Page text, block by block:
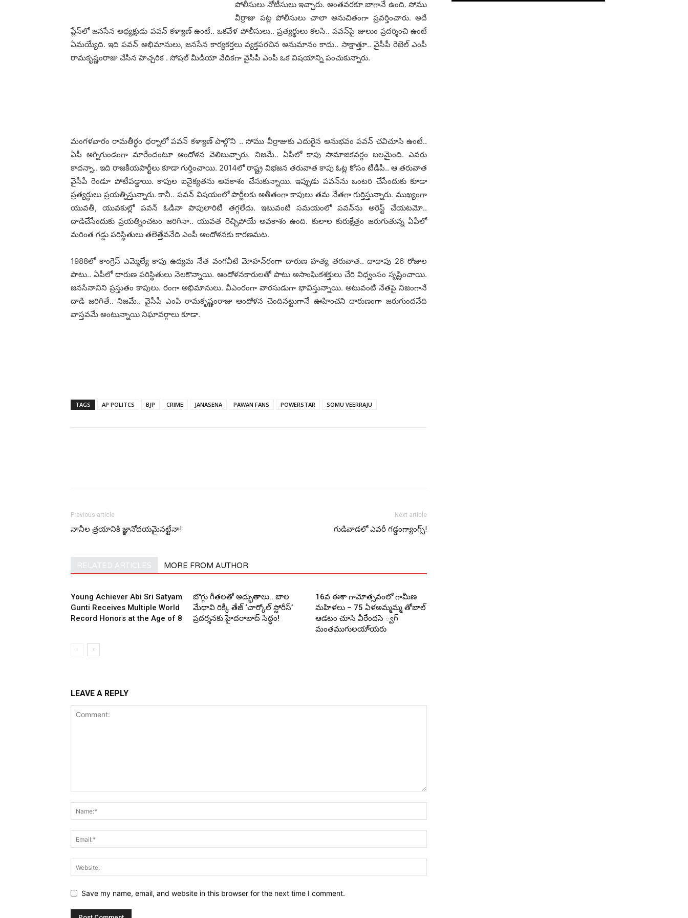
పోలీసులు నోటీసులు ఇచ్చారు. అంత‌వ‌ర‌కూ బాగానే ఉంది. సోము
వీర్రాజు ప‌ట్ల పోలీసులు చాలా అనుచితంగా ప్ర‌వ‌ర్తించారు. అదే
ప్లేస్‌లో జ‌న‌సేన అధ్య‌క్షుడు ప‌వ‌న్ క‌ళ్యాణ్ ఉంటే.. ఒక‌వేళ పోలీసులు.. ప్ర‌త్య‌ర్థులు క‌ల‌సి.. ప‌వ‌న్‌పై జులుం ప్ర‌ద‌ర్శించి ఉంటే
ఏమ‌య్యేది. ఇది ప‌వ‌న్ అభిమానులు, జ‌న‌సేన కార్య‌క‌ర్త‌లు వ్య‌క్త‌ప‌ర‌చిన అనుమానం కాదు.. సాక్షాత్తూ.. వైసీపీ రెబెల్ ఎంపీ
రామ‌కృష్ణంరాజు చేసిన హెచ్చ‌రిక . సోష‌ల్ మీడియా వేదిక‌గా వైసీపీ ఎంపీ ఒక విష‌యాన్ని పంచుకున్నారు.
మంగ‌ళ‌వారం రామ‌తీర్ధం ధ‌ర్నాలో ప‌వ‌న్ క‌ళ్యాణ్ పాల్గొని .. సోము వీర్రాజుకు ఎదురైన అనుభ‌వం ప‌వ‌న్ చ‌విచూసి ఉంటే..
ఏపీ అగ్నిగుండంగా మారేందంటూ ఆందోళ‌న వెలిబుచ్చారు. నిజ‌మే.. ఏపీలో కాపు సామాజిక‌వ‌ర్గం బ‌ల‌మైంది. ఎవ‌రు
కాద‌న్నా.. ఇది రాజ‌కీయ‌పార్టీలు కూడా గుర్తించాయి. 2014లో రాష్ట్ర విభ‌జ‌న త‌రువాత కాపు ఓట్ల కోసం టీడీపీ.. ఆ త‌రువాత
వైసీపీ రెండూ పోటీప‌డ్డాయి. కాపుల ఐనైక్య‌త‌ను అవ‌కాశం చేసుకున్నాయి. ఇప్పుడు ప‌వ‌న్‌ను ఒంట‌రి చేసేందుకు కూడా
ప్ర‌త్య‌ర్థులు ప్ర‌య‌త్నిస్తున్నారు. కానీ.. ప‌వ‌న్ విష‌యంలో పార్టీల‌కు అతీతంగా కాపులు త‌మ నేత‌గా గుర్తిస్తున్నారు. ముఖ్యంగా
యువ‌తీ, యువ‌కుల్లో ప‌వ‌న్ ఓడినా పాపులారిటీ త‌గ్గ‌లేదు. ఇటువంటి స‌మ‌యంలో ప‌వ‌న్‌ను అరెస్ట్ చేయ‌ట‌మో..
దాడిచేసేందుకు ప్ర‌య‌త్నించ‌టం జ‌రిగినా.. యువ‌త రెచ్చిపోయే అవ‌కాశం ఉంది. కులాల కురుక్షేత్రం జ‌రుగుతున్న ఏపీలో
మ‌రింత గ‌డ్డు ప‌రిస్థితులు త‌లెత్తేవ‌నేది ఎంపీ ఆందోళ‌న‌కు కార‌ణ‌మ‌ట‌.
1988లో కాంగ్రెస్ ఎమ్మెల్యే కాపు ఉద్య‌మ నేత వంగ‌వీటి మోహ‌న్‌రంగా దారుణ హ‌త్య త‌రువాత‌.. దాదాపు 26 రోజుల
పాటు.. ఏపీలో దారుణ ప‌రిస్థితులు నెల‌కొన్నాయి. ఆందోళ‌న‌కారుల‌తో పాటు అసాంఘిక‌శ‌క్తులు చేరి విధ్వంసం సృష్టించాయి.
జ‌న‌సేనానిని ప్ర‌స్తుతం కాపులు. రంగా అభిమానులు. వీఎంరంగా వార‌సుడుగా భావిస్తున్నాయి. అటువంటి నేత‌పై నిజంగానే
దాడి జ‌రిగితే.. నిజ‌మే.. వైసీపీ ఎంపి రామ‌కృష్ణంరాజు ఆందోళ‌న చెందిన‌ట్టుగానే ఊహించ‌ని దారుణంగా జ‌రుగుంద‌నేది
వాస్త‌వ‌మే అంటున్నాయి నిఘావ‌ర్గాలు కూడా.
TAGS AP POLITCS BJP CRIME JANASENA PAWAN FANS POWERSTAR SOMU VEERRAJU
Previous article
నానీల త్ర‌యానికి జ్ఞానోద‌య‌మైన‌ట్టేనా!
Next article
గుడివాడ‌లో ఎవ‌రీ గ‌డ్డంగ్యాంగ్స్‌!
RELATED ARTICLES MORE FROM AUTHOR
Young Achiever Abi Sri Satyam
Gunti Receives Multiple World
Record Honors at the Age of 8
బొగ్గు గీతలతో అద్భుతాలు.. బాల
మేధావి రిక్కీ తేజ్ ‘చార్కోల్ స్టోరీస్’
ప్రదర్శనకు హైదరాబాద్ సిద్ధం!
16వ ఈశా గామోత్సవంలో గామీణ
మహిళలు – 75 ఏళఅమ్మమ్మ తోబాల్
ఆడటం చూసి వీరేందసె ్వగ్
మంతముగులయా్యరు
LEAVE A REPLY
Save my name, email, and website in this browser for the next time I comment.